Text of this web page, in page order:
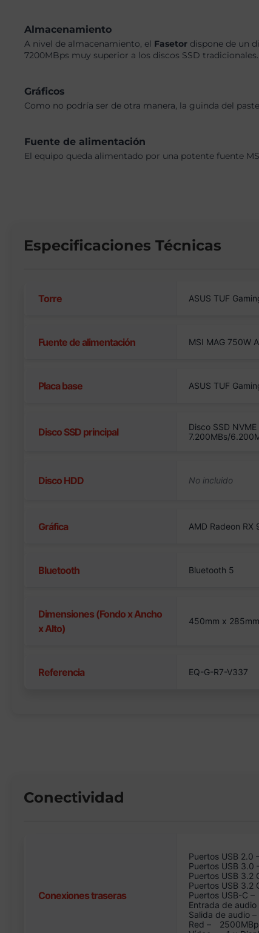
Almacenamiento
A nivel de almacenamiento, el Fasetor dispone de un
7200MBps muy superior a los discos SSD tradicionales.
Gráficos
Como no podría ser de otra manera, la guinda del
Fuente de alimentación
El equipo queda alimentado por una potente fuente
Especificaciones Técnicas
Torre ASUS TUF
Fuente de alimentación MSI MAG 750W
Placa base ASUS TUF
Disco SSD principal
Disco SSD
7.200MBs/
Disco HDD
Gráfica AMD Radeon RX
Bluetooth Bluetooth 5
Dimensiones (Fondo x Ancho
x Alto)
450mm x
Referencia EQ-G-R7-V337
Conectividad
Conexiones traseras
Puertos USB 2.0
Puertos USB 3.0
Puertos USB 3.2
Puertos USB 3.2
Puertos USB-C –
Entrada de audio
Salida de audio –
Red –